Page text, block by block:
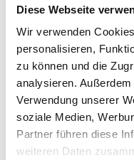
Diese Webseite
Wir verwenden
personalisieren,
zu können und die
analysieren.
Verwendung unserer
soziale Medien,
Partner führen diese
weiteren Daten